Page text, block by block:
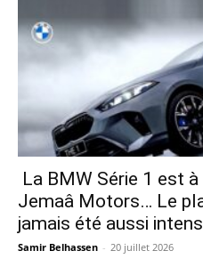
La BMW Série 1 est
Jemaâ Motors… Le
jamais été aussi
Samir Belhassen - 20 juillet 2026